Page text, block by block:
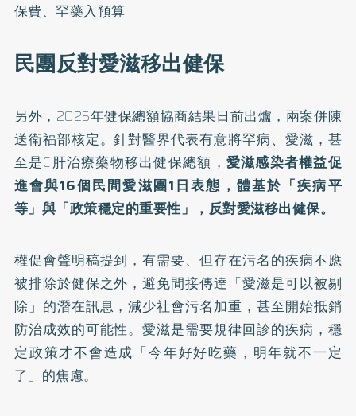
保費、罕藥入預算
民團反對愛滋移出健保
另外，2025年健保總額協商結果日前出爐，兩案併陳
送衛福部核定。針對醫界代表有意將罕病、愛滋，甚
至是C肝治療藥物移出健保總額， 愛滋感染者權益促
進會與16個民間愛滋團1日表態，體基於「疾病平
等」與「政策穩定的重要性」，反對愛滋移出健保。
權促會聲明稿提到，有需要、但存在污名的疾病不應
被排除於健保之外，避免間接傳達「愛滋是可以被剔
除」的潛在訊息，減少社會污名加重，甚至開始抵銷
防治成效的可能性。愛滋是需要規律回診的疾病，穩
定政策才不會造成「今年好好吃藥，明年就不一定
了」的焦慮。